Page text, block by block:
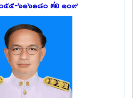
๕๕-๖๑๖๑๘๐ ต่อ ๑๐๙